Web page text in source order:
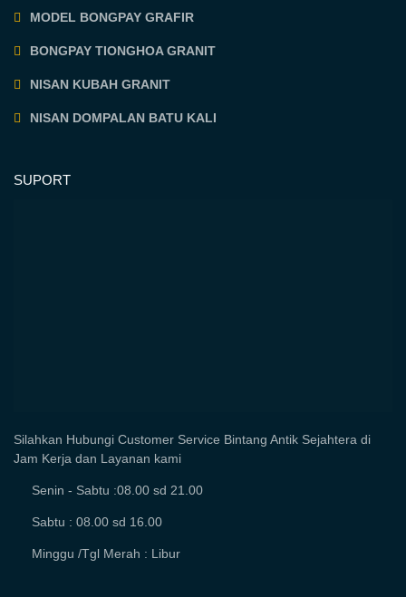
MODEL BONGPAY GRAFIR
BONGPAY TIONGHOA GRANIT
NISAN KUBAH GRANIT
NISAN DOMPALAN BATU KALI
SUPORT
Silahkan Hubungi Customer Service Bintang Antik Sejahtera di
Jam Kerja dan Layanan kami
Senin - Sabtu :08.00 sd 21.00
Sabtu : 08.00 sd 16.00
Minggu /Tgl Merah : Libur